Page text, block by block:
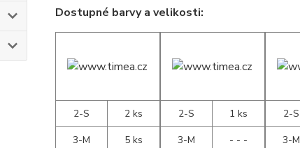
Dostupné barvy a velikosti:
2-S
2 ks
3-M
5 ks
2-S
1 ks
3-M
- - -
2-S
3-M